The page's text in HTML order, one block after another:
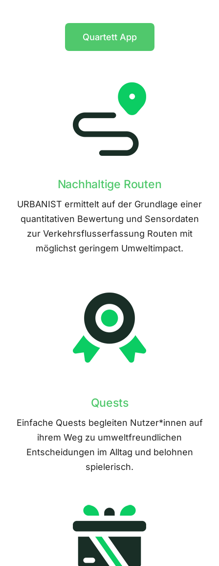
Quartett App
Nachhaltige Routen
URBANIST ermittelt auf der Grundlage einer
quantitativen Bewertung und Sensordaten
zur Verkehrsflusserfassung Routen mit
möglichst geringem Umweltimpact.
Quests
Einfache Quests begleiten Nutzer*innen auf
ihrem Weg zu umweltfreundlichen
Entscheidungen im Alltag und belohnen
spielerisch.